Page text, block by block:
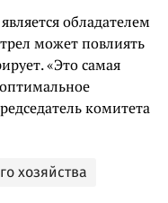
обладателем
может повлиять
«Это самая
комитета
хозяйства